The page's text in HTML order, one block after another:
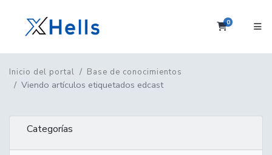
0Carrito
Inicio del portal Base de conocimientos
Viendo artículos etiquetados edcast
Categorías